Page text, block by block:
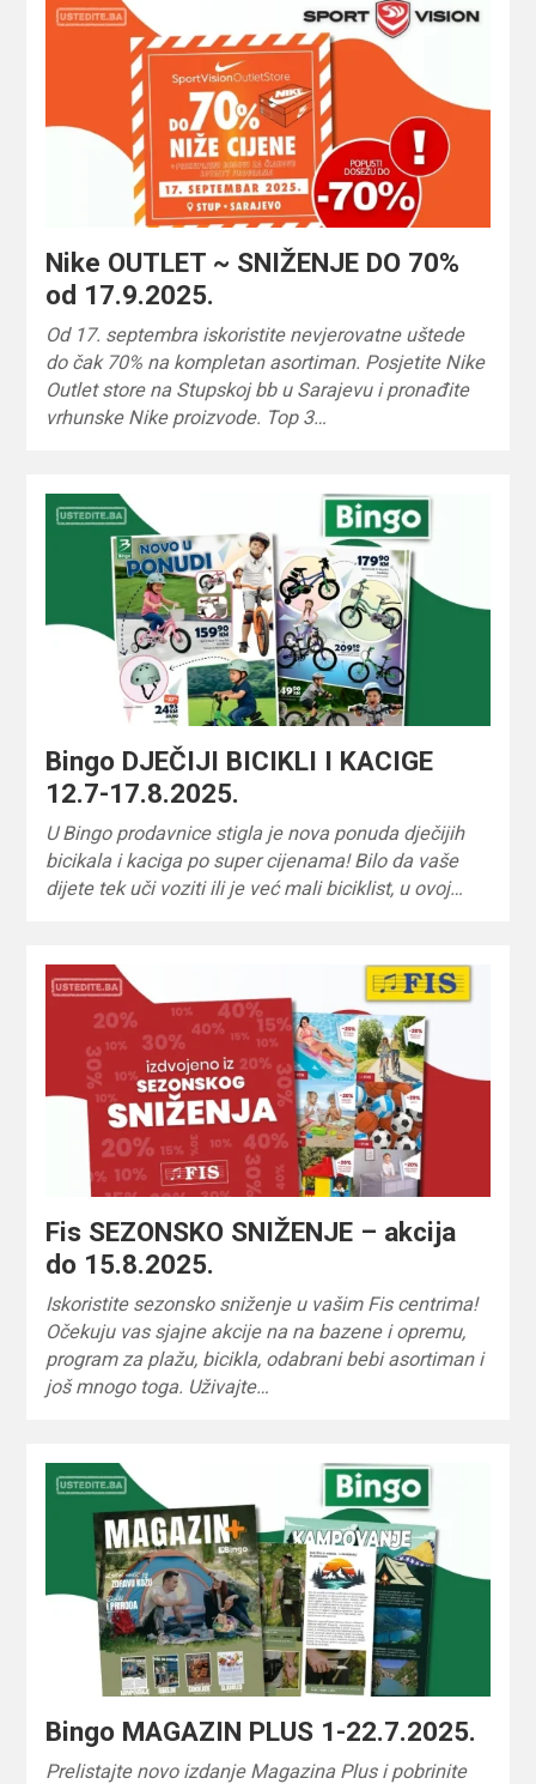
Nike OUTLET ~ SNIŽENJE DO 70%
od 17.9.2025.
Od 17. septembra iskoristite nevjerovatne uštede
do čak 70% na kompletan asortiman. Posjetite Nike
Outlet store na Stupskoj bb u Sarajevu i pronađite
vrhunske Nike proizvode. Top 3…
Bingo DJEČIJI BICIKLI I KACIGE
12.7-17.8.2025.
U Bingo prodavnice stigla je nova ponuda dječijih
bicikala i kaciga po super cijenama! Bilo da vaše
dijete tek uči voziti ili je već mali biciklist, u ovoj…
Fis SEZONSKO SNIŽENJE – akcija
do 15.8.2025.
Iskoristite sezonsko sniženje u vašim Fis centrima!
Očekuju vas sjajne akcije na na bazene i opremu,
program za plažu, bicikla, odabrani bebi asortiman i
još mnogo toga. Uživajte…
Bingo MAGAZIN PLUS 1-22.7.2025.
Prelistajte novo izdanje Magazina Plus i pobrinite